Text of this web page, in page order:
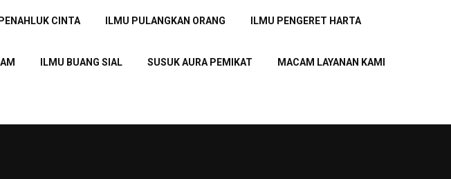
CINTA ILMU PULANGKAN ORANG ILMU PENGERET HARTA
ILMU BUANG SIAL SUSUK AURA PEMIKAT MACAM LAYANAN KAMI